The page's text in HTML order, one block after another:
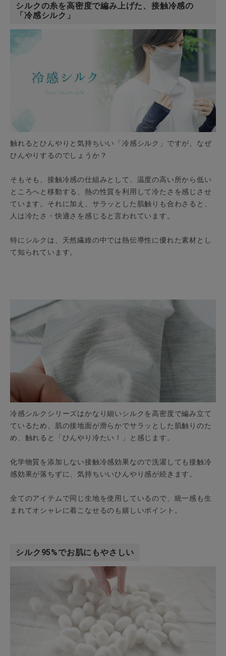
シルクの糸を高密度で編み上げた、接触冷感の
「冷感シルク」
触れるとひんやりと気持ちいい「冷感シルク」ですが、なぜ
ひんやりするのでしょうか？
そもそも、接触冷感の仕組みとして、温度の高い所から低い
ところへと移動する、熱の性質を利用して冷たさを感じさせ
ています。それに加え、サラッとした肌触りも合わさると、
人は冷たさ・快適さを感じると言われています。
特にシルクは、天然繊維の中では熱伝導性に優れた素材とし
て知られています。
冷感シルクシリーズはかなり細いシルクを高密度で編み立て
ているため、肌の接地面が滑らかでサラッとした肌触りのた
め、触れると「ひんやり冷たい！」と感じます。
化学物質を添加しない接触冷感効果なので洗濯しても接触冷
感効果が落ちずに、気持ちいいひんやり感が続きます。
全てのアイテムで同じ生地を使用しているので、統一感も生
まれてオシャレに着こなせるのも嬉しいポイント。
シルク95%でお肌にもやさしい